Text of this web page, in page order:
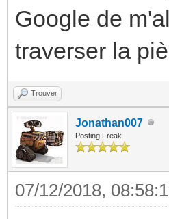
Google de
traverser la
Trouver
Jonathan007
Posting Freak
07/12/2018,